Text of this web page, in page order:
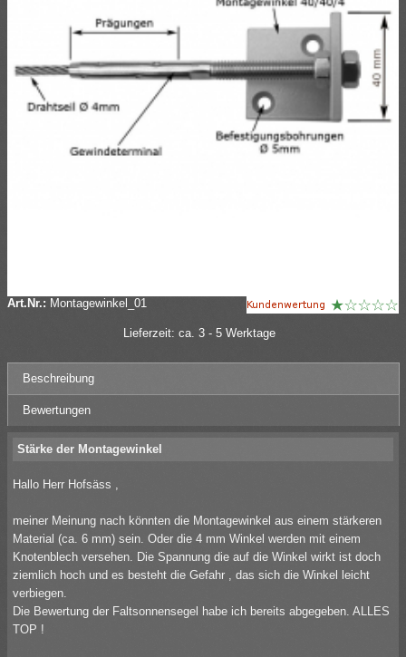
Art.Nr.: Montagewinkel_01
Lieferzeit: ca. 3 - 5 Werktage
Beschreibung
Bewertungen
Stärke der Montagewinkel
Hallo Herr Hofsäss ,
meiner Meinung nach könnten die Montagewinkel aus einem stärkeren
Material (ca. 6 mm) sein. Oder die 4 mm Winkel werden mit einem
Knotenblech versehen. Die Spannung die auf die Winkel wirkt ist doch
ziemlich hoch und es besteht die Gefahr , das sich die Winkel leicht
verbiegen.
Die Bewertung der Faltsonnensegel habe ich bereits abgegeben. ALLES
TOP !